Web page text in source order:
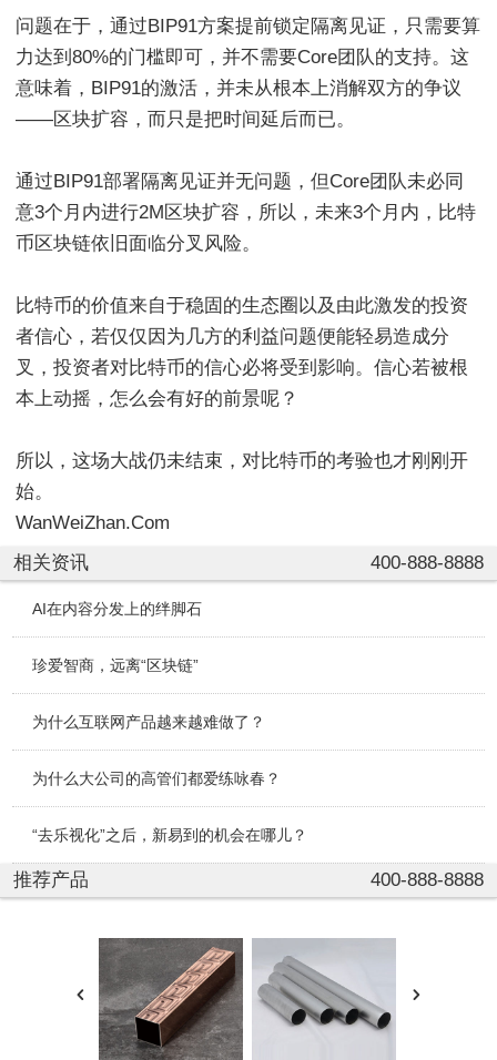
问题在于，通过BIP91方案提前锁定隔离见证，只需要算
力达到80%的门槛即可，并不需要Core团队的支持。这
意味着，BIP91的激活，并未从根本上消解双方的争议
——区块扩容，而只是把时间延后而已。
通过BIP91部署隔离见证并无问题，但Core团队未必同
意3个月内进行2M区块扩容，所以，未来3个月内，比特
币区块链依旧面临分叉风险。
比特币的价值来自于稳固的生态圈以及由此激发的投资
者信心，若仅仅因为几方的利益问题便能轻易造成分
叉，投资者对比特币的信心必将受到影响。信心若被根
本上动摇，怎么会有好的前景呢？
所以，这场大战仍未结束，对比特币的考验也才刚刚开
始。
WanWeiZhan.Com
相关资讯
400-888-8888
AI在内容分发上的绊脚石
珍爱智商，远离“区块链”
为什么互联网产品越来越难做了？
为什么大公司的高管们都爱练咏春？
“去乐视化”之后，新易到的机会在哪儿？
推荐产品 400-888-8888